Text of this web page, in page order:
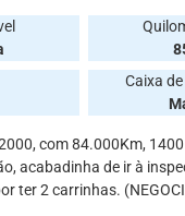
Caixa
com 84.000Km,
acabadinha de ir à
ter 2 carrinhas.